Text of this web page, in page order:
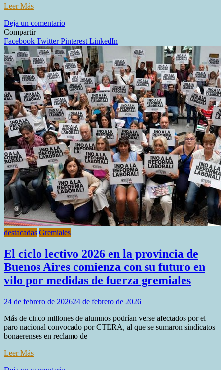
Leer Más
Deja un comentarioen
que
el
traspaso
de
la
Justicia
Nacional
Laboral
busca
«reducir
a
escombros»
los
derechos
de
los
trabajadores
Compartir
Facebook TwitterPinterest LinkedIn
destacadas Gremiales
El ciclo lectivo 2026 en la provincia de
Buenos Aires comienza con su futuro en
vilo por medidas de fuerza gremiales
24 de febrero de 202624 de febrero de 2026
Más de cinco millones de alumnos podrían verse afectados por el
paro nacional convocado por CTERA, al que se sumaron sindicatos
bonaerenses en reclamo de
Leer Más